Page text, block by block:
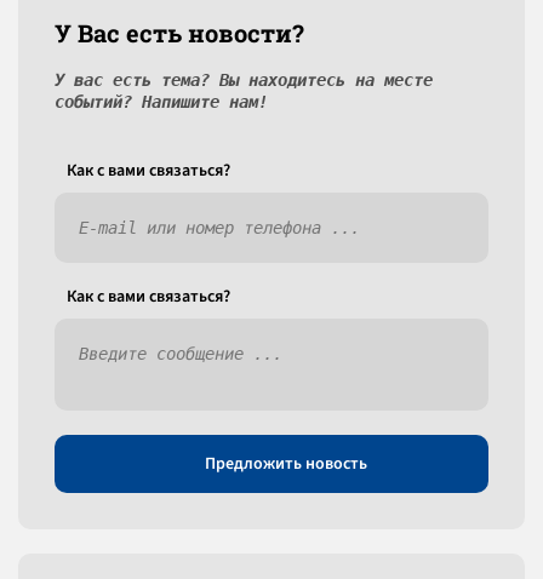
У Вас есть новости?
У вас есть тема? Вы находитесь на месте
событий? Напишите нам!
Как c вами связаться?
Как c вами связаться?
Предложить новость